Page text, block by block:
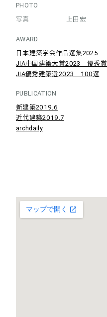
PHOTO
写真
上田宏
AWARD
日本建築学会作品選集2025
JIA中国建築大賞2023 優秀賞
JIA優秀建築選2023 100選
PUBLICATION
新建築2019.6
近代建築2019.7
archdaily